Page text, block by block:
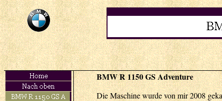
BMW R 1150 GS Adventure
Die Maschine wurde von mir 2008